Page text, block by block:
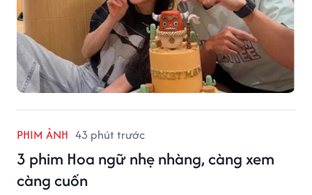
PHIM ẢNH 43 phút trước
3 phim Hoa ngữ nhẹ nhàng, càng xem
càng cuốn